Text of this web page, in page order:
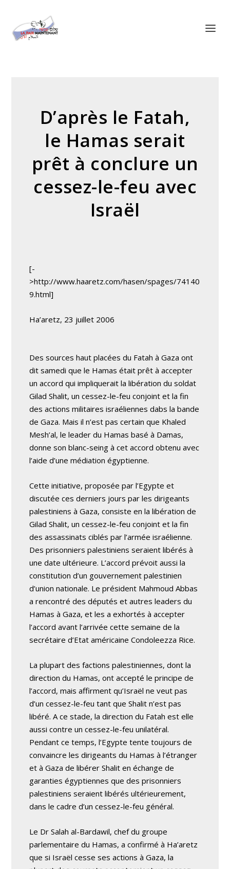
D’après le Fatah,
le Hamas serait
prêt à conclure un
cessez-le-feu avec
Israël
[-
>http://www.haaretz.com/hasen/spages/74140
9.html]
Ha’aretz, 23 juillet 2006
Des sources haut placées du Fatah à Gaza ont
dit samedi que le Hamas était prêt à accepter
un accord qui impliquerait la libération du soldat
Gilad Shalit, un cessez-le-feu conjoint et la fin
des actions militaires israéliennes dabs la bande
de Gaza. Mais il n’est pas certain que Khaled
Mesh’al, le leader du Hamas basé à Damas,
donne son blanc-seing à cet accord obtenu avec
l’aide d’une médiation égyptienne.
Cette initiative, proposée par l’Egypte et
discutée ces derniers jours par les dirigeants
palestiniens à Gaza, consiste en la libération de
Gilad Shalit, un cessez-le-feu conjoint et la fin
des assassinats ciblés par l’armée israélienne.
Des prisonniers palestiniens seraient libérés à
une date ultérieure. L’accord prévoit aussi la
constitution d’un gouvernement palestinien
d’union nationale. Le président Mahmoud Abbas
a rencontré des députés et autres leaders du
Hamas à Gaza, et les a exhortés à accepter
l’accord avant l’arrivée cette semaine de la
secrétaire d’Etat américaine Condoleezza Rice.
La plupart des factions palestiniennes, dont la
direction du Hamas, ont accepté le principe de
l’accord, mais affirment qu’Israël ne veut pas
d’un cessez-le-feu tant que Shalit n’est pas
libéré. A ce stade, la direction du Fatah est elle
aussi contre un cessez-le-feu unilatéral.
Pendant ce temps, l’Egypte tente toujours de
convaincre les dirigeants du Hamas à l’étranger
et à Gaza de libérer Shalit en échange de
garanties égyptiennes que des prisonniers
palestiniens seraient libérés ultérieurement,
dans le cadre d’un cessez-le-feu général.
Le Dr Salah al-Bardawil, chef du groupe
parlementaire du Hamas, a confirmé à Ha’aretz
que si Israël cesse ses actions à Gaza, la